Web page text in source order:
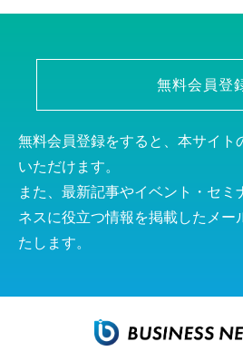
無料会員登
無料会員登録をすると、本サイト
いただけます。
また、最新記事やイベント・セミ
ネスに役立つ情報を掲載したメー
たします。